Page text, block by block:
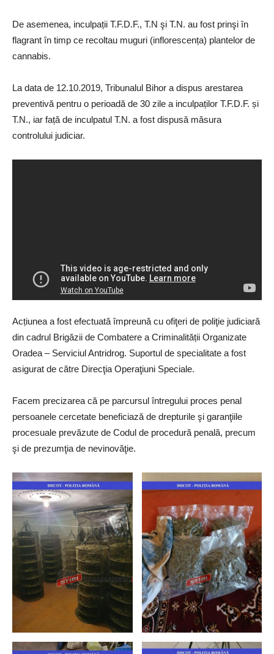
De asemenea, inculpații T.F.D.F., T.N şi T.N. au fost prinşi în
flagrant în timp ce recoltau muguri (inflorescența) plantelor de
cannabis.
La data de 12.10.2019, Tribunalul Bihor a dispus arestarea
preventivă pentru o perioadă de 30 zile a inculpaților T.F.D.F. și
T.N., iar față de inculpatul T.N. a fost dispusă măsura
controlului judiciar.
Acțiunea a fost efectuată împreună cu ofiţeri de poliţie judiciară
din cadrul Brigăzii de Combatere a Criminalității Organizate
Oradea – Serviciul Antridrog. Suportul de specialitate a fost
asigurat de către Direcţia Operaţiuni Speciale.
Facem precizarea că pe parcursul întregului proces penal
persoanele cercetate beneficiază de drepturile şi garanţiile
procesuale prevăzute de Codul de procedură penală, precum
şi de prezumţia de nevinovăţie.